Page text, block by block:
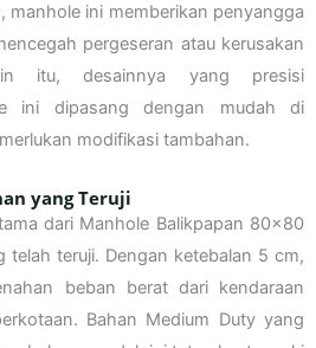
manhole ini memberikan penyangga
pergeseran atau kerusakan
itu, desainnya yang presisi
ini dipasang dengan mudah di
modifikasi tambahan.
yang Teruji
dari Manhole Balikpapan 80×80
telah teruji. Dengan ketebalan 5 cm,
beban berat dari kendaraan
Bahan Medium Duty yang